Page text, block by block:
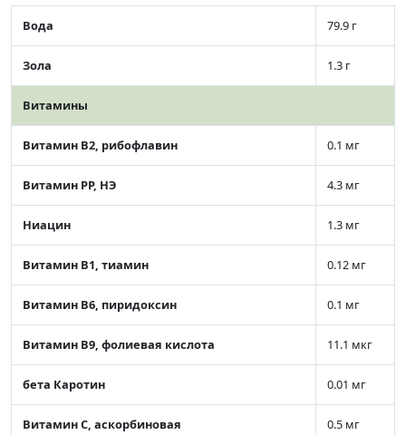
Вода 79.9 г
Зола 1.3 г
Витамины
Витамин В2, рибофлавин 0.1 мг
Витамин РР, НЭ 4.3 мг
Ниацин 1.3 мг
Витамин В1, тиамин 0.12 мг
Витамин В6, пиридоксин 0.1 мг
Витамин В9, фолиевая кислота 11.1 мкг
бета Каротин 0.01 мг
Витамин C, аскорбиновая 0.5 мг